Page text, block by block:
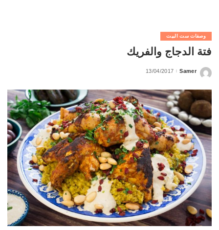
وصفات ست البيت
فتة الدجاج والفريك
Posted
Samer
13/04/2017